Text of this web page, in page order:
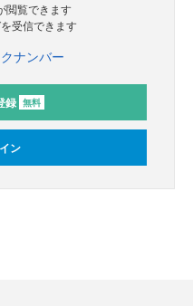
閲覧できます
受信できます
ナンバー
録 無料
ン